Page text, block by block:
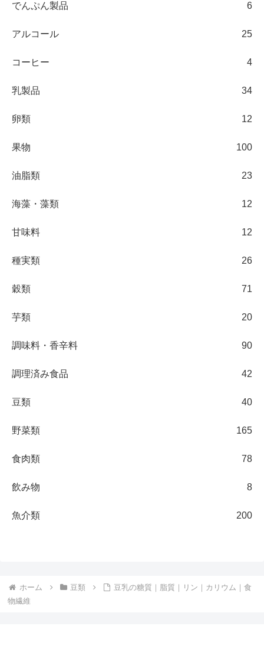
でんぷん製品 6
アルコール 25
コーヒー 4
乳製品 34
卵類 12
果物 100
油脂類 23
海藻・藻類 12
甘味料 12
種実類 26
穀類 71
芋類 20
調味料・香辛料 90
調理済み食品 42
豆類 40
野菜類 165
食肉類 78
飲み物 8
魚介類 200
ホーム 豆類
豆乳の糖質｜脂質｜リン｜カリウム｜食
物繊維